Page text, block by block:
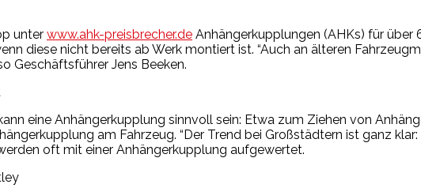
unter www.ahk-preisbrecher.de Anhängerkupplungen (AHKs) für
diese nicht bereits ab Werk montiert ist. “Auch an älteren
Geschäftsführer Jens Beeken.
eine Anhängerkupplung sinnvoll sein: Etwa zum Ziehen von
am Fahrzeug. “Der Trend bei Großstädtern ist ganz
oft mit einer Anhängerkupplung aufgewertet.